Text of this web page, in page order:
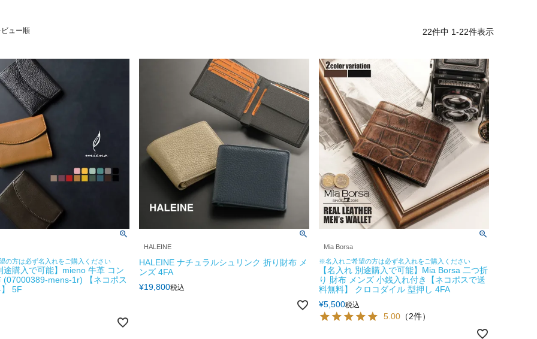
ュー順 22件中 1-22件表示
の方は必ず名入れをご購入ください
途購入で可能】mieno 牛革 コン
(07000389-mens-1r) 【ネコポス
5F
HALEINE
HALEINE ナチュラルシュリンク 折り財布 メ
ンズ 4FA
¥19,800税込
Mia Borsa
※名入れご希望の方は必ず名入れをご購入ください
【名入れ 別途購入で可能】Mia Borsa 二つ折
り 財布 メンズ 小銭入れ付き【ネコポスで送
料無料】 クロコダイル 型押し 4FA
¥5,500税込
5.00 （2件）